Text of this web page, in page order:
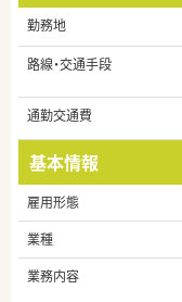
勤務地
路線・交通手段
通勤交通費
基本情報
雇用形態
業種
業務内容